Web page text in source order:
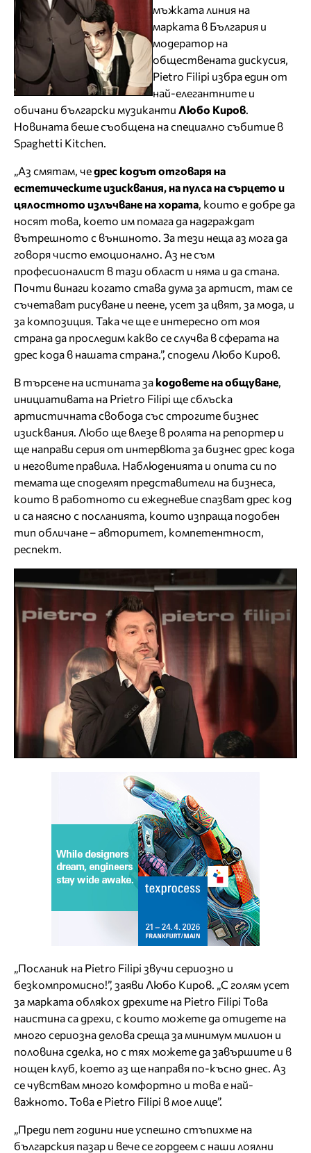
мъжката линия на
марката в България и
модератор на
обществената дискусия,
Pietro Filipi избра един от
най-елегантните и
обичани български музиканти Любо Киров
Новината беше съобщена на специално събитие в
Spaghetti Kitchen.
„Аз смятам, чедрес кодът отговаря на
естетическите изисквания, на пулса на сърцето и
цялостното излъчване на хората , които е добре да
носят това, което им помага да надграждат
вътрешното с външното. За тези неща аз мога да
говоря чисто емоционално. Аз не съм
професионалист в тази област и няма и да стана.
Почти винаги когато става дума за артист, там се
съчетават рисуване и пеене, усет за цвят, за мода, и
за композиция. Така че ще е интересно от моя
страна да проследим какво се случва в сферата на
дрес кода в нашата страна.”, сподели Любо Киров.
В търсене на истината за кодовете на общуване
инициативата на Prietro Filipi ще сблъска
артистичната свобода със строгите бизнес
изисквания. Любо ще влезе в ролята на репортер и
ще направи серия от интервюта за бизнес дрес кода
и неговите правила. Наблюденията и опита си по
темата ще споделят представители на бизнеса,
които в работното си ежедневие спазват дрес код
и са наясно с посланията, които изпраща подобен
тип обличане – авторитет, компетентност,
респект.
„Посланик на Pietro Filipi звучи сериозно и
безкомпромисно!”, заяви Любо Киров. „С голям усет
за марката облякох дрехите на Pietro Filipi Това
наистина са дрехи, с които можете да отидете на
много сериозна делова среща за минимум милион и
половина сделка, но с тях можете да завършите и в
нощен клуб, което аз ще направя по-късно днес. Аз
се чувствам много комфортно и това е най-
важното. Това е Pietro Filipi в мое лице”.
„Преди пет години ние успешно стъпихме на
българския пазар и вече се гордеем с наши лоялни